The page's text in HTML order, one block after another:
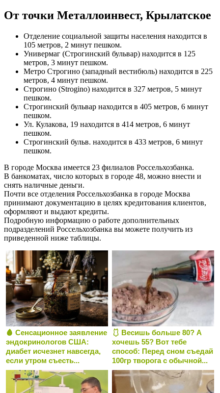
От точки Металлоинвест, Крылатское
Отделение социальной защиты населения находится в
105 метров, 2 минут пешком.
Универмаг (Строгинский бульвар) находится в 125
метров, 3 минут пешком.
Метро Строгино (западный вестибюль) находится в 225
метров, 4 минут пешком.
Строгино (Strogino) находится в 327 метров, 5 минут
пешком.
Строгинский бульвар находится в 405 метров, 6 минут
пешком.
Ул. Кулакова, 19 находится в 414 метров, 6 минут
пешком.
Строгинский бульв. находится в 433 метров, 6 минут
пешком.
В городе Москва имеется 23 филиалов Россельхозбанка.
В банкоматах, число которых в городе 48, можно внести и
снять наличные деньги.
Почти все отделения Россельхозбанка в городе Москва
принимают документацию в целях кредитования клиентов,
оформляют и выдают кредиты.
Подробную информацию о работе дополнительных
подразделений Россельхозбанка вы можете получить из
приведенной ниже таблицы.
🩸 Сенсационное заявление
эндокринологов США:
диабет исчезнет навсегда,
если утром съесть...
🩱 Весишь больше 80? А
хочешь 55? Вот тебе
способ: Перед сном съедай
100гр творога с обычной...